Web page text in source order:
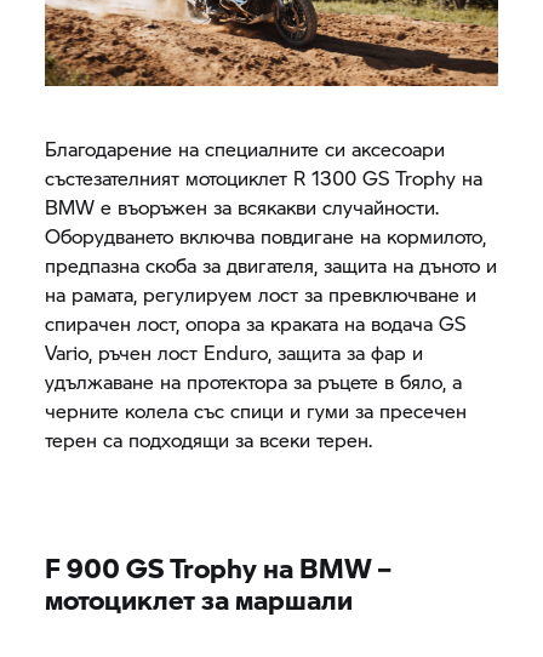
Благодарение на специалните си аксесоари
състезателният мотоциклет R 1300GS Trophy на
BMW е въоръжен за всякакви случайности.
Оборудването включва повдигане на кормилото,
предпазна скоба за двигателя, защита на дъното и
на рамата, регулируем лост за превключване и
спирачен лост, опора за краката на водача GS
Vario, ръчен лост Enduro, защита за фар и
удължаване на протектора за ръцете в бяло, а
черните колела със спици и гуми за пресечен
терен са подходящи за всеки терен.
F 900GS Trophyна BMW –
мотоциклет за маршали